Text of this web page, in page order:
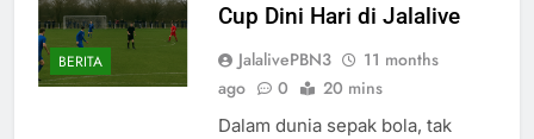
BERITA
Cup Dini Hari di Jalalive
JalalivePBN3
11 months
ago
0 20 mins
Dalam dunia sepak bola, tak